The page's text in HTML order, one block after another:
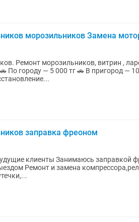
морозильников Замена
морозильников, витрин , ларей. Выезд все районы
По городу — 5 000 тг 🚗 В пригород —
заправка фреоном
фреоном холодильников и